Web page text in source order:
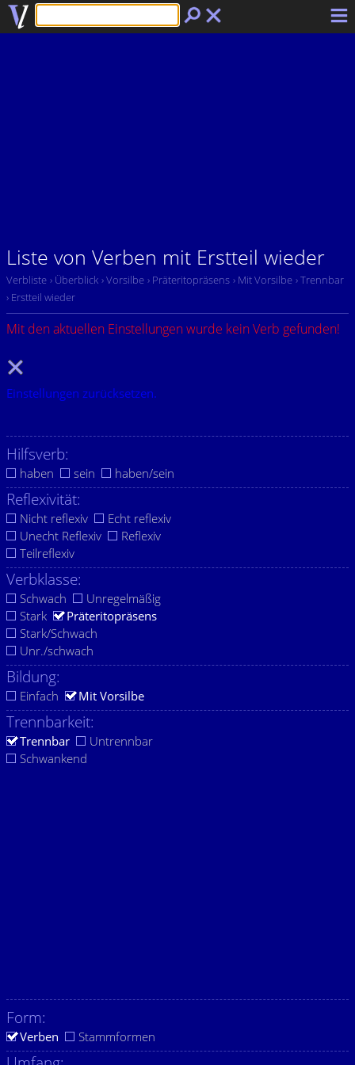
Liste von Verben mit Erstteil wieder
Verbliste › Überblick › Vorsilbe › Präteritopräsens › Mit Vorsilbe › Trennbar
› Erstteil wieder
Mit den aktuellen Einstellungen wurde kein Verb gefunden!
Einstellungen zurücksetzen.
Hilfsverb:
haben sein haben/sein
Reflexivität:
Nicht reflexiv
Echt reflexiv
Unecht Reflexiv
Reflexiv
Teilreflexiv
Verbklasse:
Schwach
Unregelmäßig
Stark
Präteritopräsens
Stark/Schwach
Unr./schwach
Bildung:
Einfach Mit Vorsilbe
Trennbarkeit:
Trennbar
Untrennbar
Schwankend
Form:
Verben Stammformen